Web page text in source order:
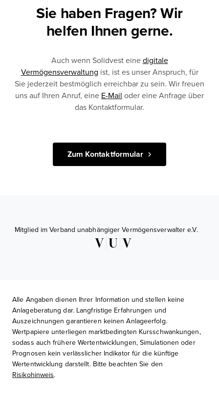
Sie haben Fragen? Wir
helfen Ihnen gerne.
Auch wenn Solidvest eine digitale
Vermögensverwaltung ist, ist es unser Anspruch, für
Sie jederzeit bestmöglich erreichbar zu sein. Wir freuen
uns auf Ihren Anruf, eine E-Mail oder eine Anfrage über
das Kontaktformular.
Zum Kontaktformular
Mitglied im Verband unabhängiger Vermögensverwalter e.V.
Alle Angaben dienen Ihrer Information und stellen keine
Anlageberatung dar. Langfristige Erfahrungen und
Auszeichnungen garantieren keinen Anlageerfolg.
Wertpapiere unterliegen marktbedingten Kursschwankungen,
sodass auch frühere Wertentwicklungen, Simulationen oder
Prognosen kein verlässlicher Indikator für die künftige
Wertentwicklung darstellt. Bitte beachten Sie den
Risikohinweis.